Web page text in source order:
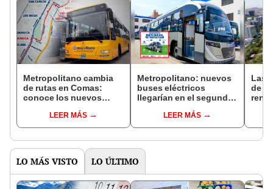
Metropolitano cambia
de rutas en Comas:
conoce los nuevos
desvío por obras de la
MML
LEER MÁS
Metropolitano: nuevos
buses eléctricos
llegarían en el segundo
estima la ATU
LEER MÁS
Las
de
MML
LO MÁS VISTO LO ÚLTIMO